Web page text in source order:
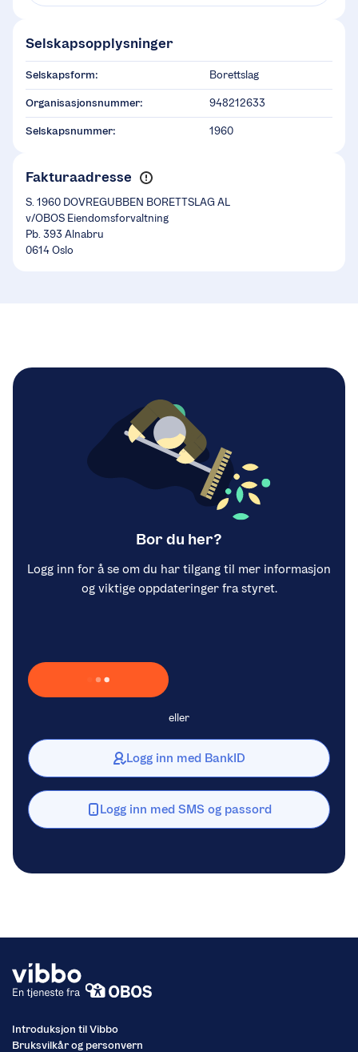
Selskapsopplysninger
Selskapsform: Borettslag
Organisasjonsnummer: 948212633
Selskapsnummer: 1960
Fakturaadresse
S. 1960 DOVREGUBBEN BORETTSLAG AL
v/OBOS Eiendomsforvaltning
Pb. 393 Alnabru
0614 Oslo
Bor du her?
Logg inn for å se om du har tilgang til mer informasjon
og viktige oppdateringer fra styret.
Laster inn Vipps …
eller
Logg inn med BankID
Logg inn med SMS og passord
Introduksjon til Vibbo
Bruksvilkår og personvern